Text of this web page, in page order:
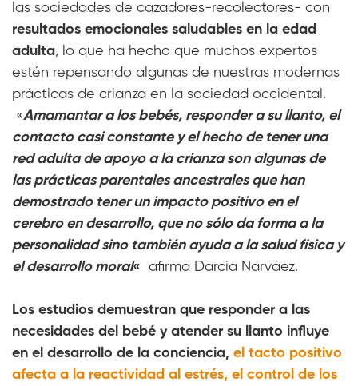
las sociedades de cazadores-recolectores- con
resultados emocionales saludables en la edad
adulta, lo que ha hecho que muchos expertos
estén repensando algunas de nuestras modernas
prácticas de crianza en la sociedad occidental.
«Amamantar a los bebés, responder a su llanto, el
contacto casi constante y el hecho de tener una
red adulta de apoyo a la crianza son algunas de
las prácticas parentales ancestrales que han
demostrado tener un impacto positivo en el
cerebro en desarrollo, que no sólo da forma a la
personalidad sino también ayuda a la salud física y
el desarrollo moral« afirma Darcia Narváez.
Los estudios demuestran que responder a las
necesidades del bebé y atender su llanto influye
en el desarrollo de la conciencia, el tacto positivo
afecta a la reactividad al estrés, el control de los